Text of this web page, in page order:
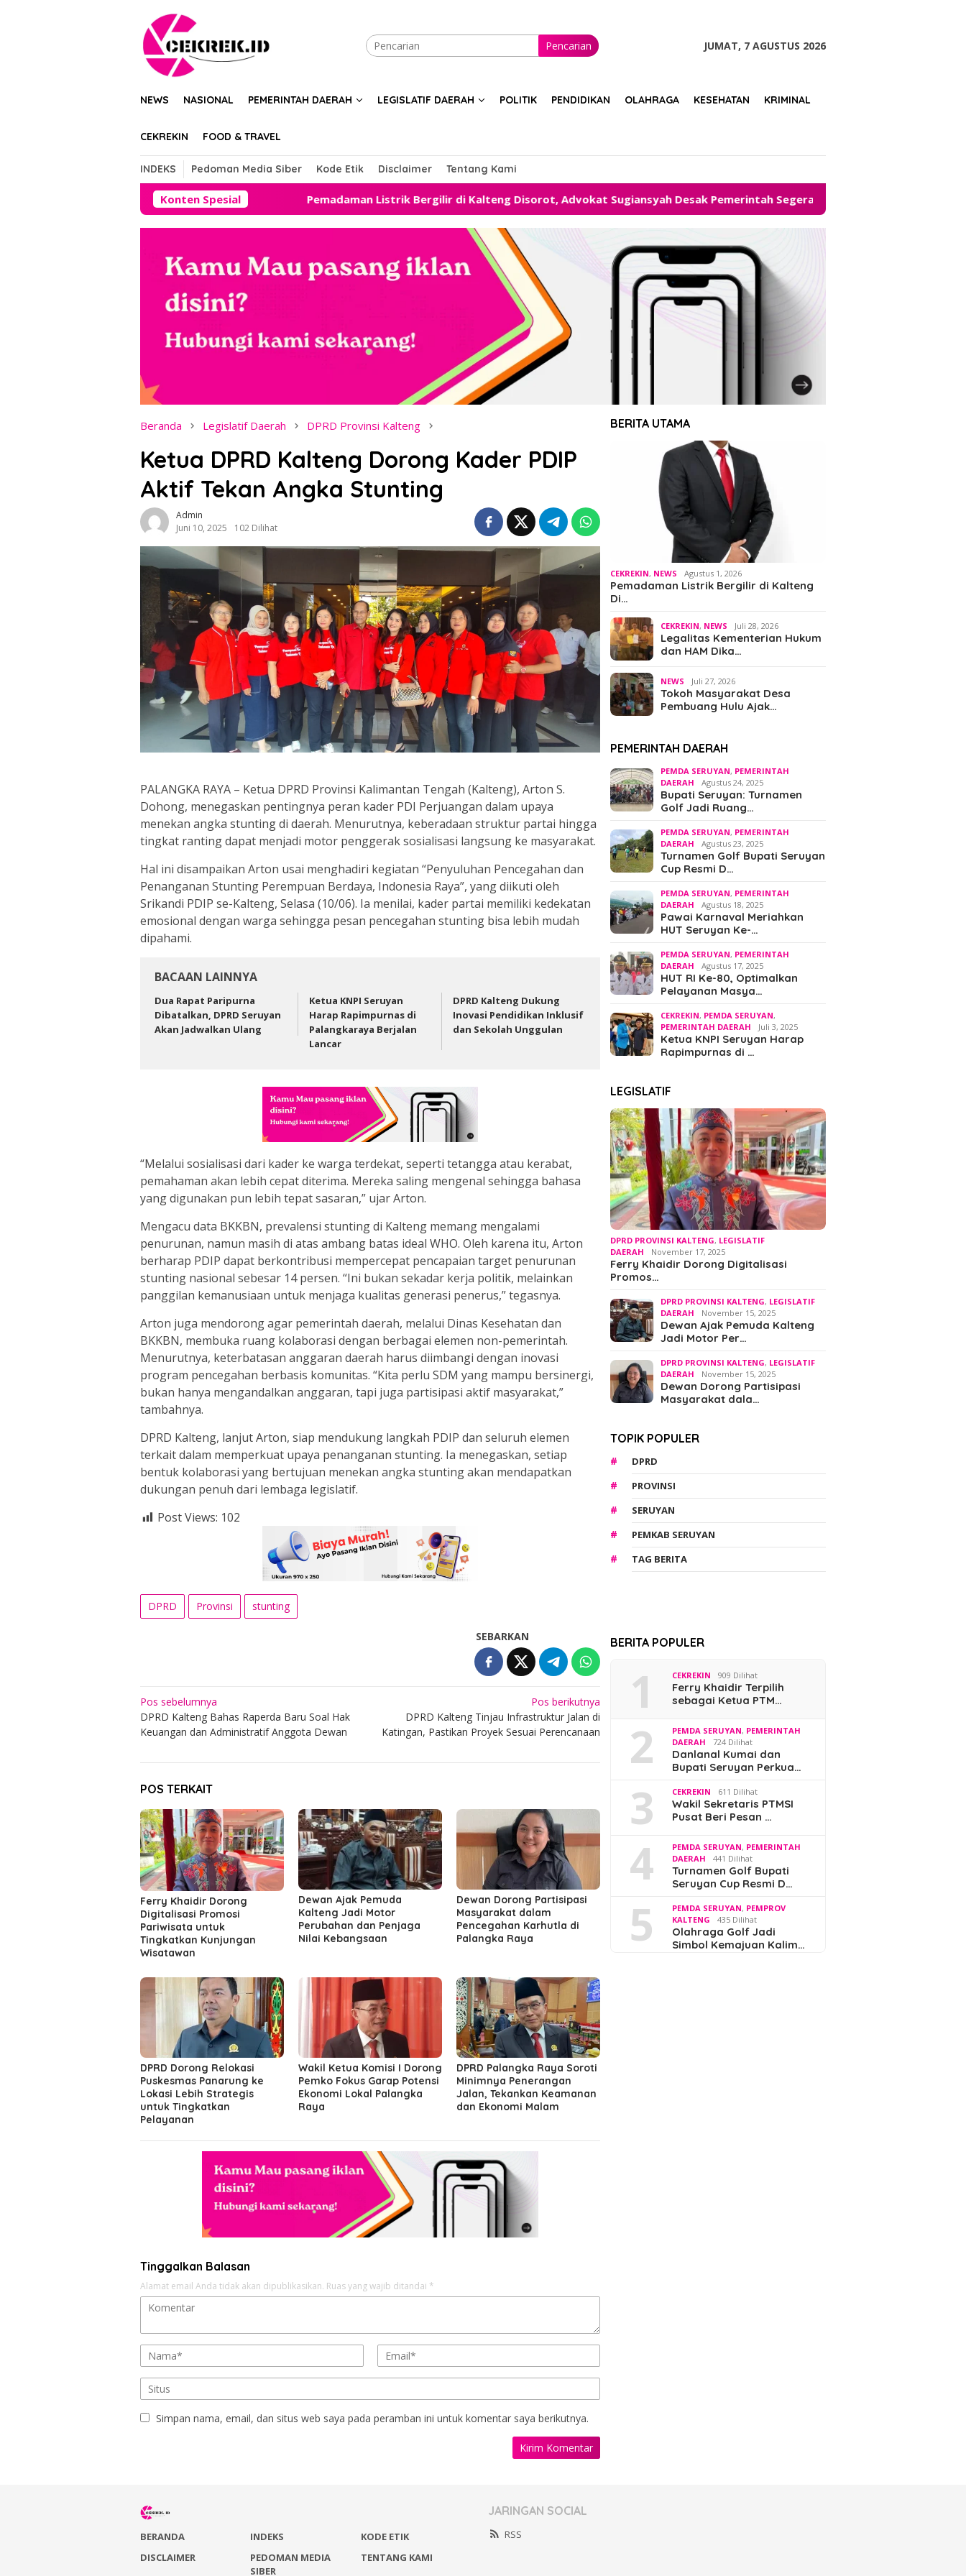
Pencarian JUMAT, 7 AGUSTUS 2026
NEWS NASIONAL PEMERINTAH DAERAH LEGISLATIF DAERAH POLITIK PENDIDIKAN OLAHRAGA KESEHATAN KRIMINAL
CEKREKIN FOOD & TRAVEL
INDEKS Pedoman Media Siber Kode Etik Disclaimer Tentang Kami
Konten Spesial
Pemadaman Listrik Bergilir di Kalteng Disorot, Advokat Sugiansyah Desak Pemerintah Segera Hadirkan Solusi
Beranda Legislatif Daerah DPRD Provinsi Kalteng
Ketua DPRD Kalteng Dorong Kader PDIP
Aktif Tekan Angka Stunting
Admin
Juni 10, 2025
102 Dilihat
PALANGKA RAYA – Ketua DPRD Provinsi Kalimantan Tengah (Kalteng), Arton S.
Dohong, menegaskan pentingnya peran kader PDI Perjuangan dalam upaya
menekan angka stunting di daerah. Menurutnya, keberadaan struktur partai hingga
tingkat ranting dapat menjadi motor penggerak sosialisasi langsung ke masyarakat.
Hal ini disampaikan Arton usai menghadiri kegiatan “Penyuluhan Pencegahan dan
Penanganan Stunting Perempuan Berdaya, Indonesia Raya”, yang diikuti oleh
Srikandi PDIP se-Kalteng, Selasa (10/06). Ia menilai, kader partai memiliki kedekatan
emosional dengan warga sehingga pesan pencegahan stunting bisa lebih mudah
dipahami.
BACAAN LAINNYA
Dua Rapat Paripurna
Dibatalkan, DPRD Seruyan
Akan Jadwalkan Ulang
Ketua KNPI Seruyan
Harap Rapimpurnas di
Palangkaraya Berjalan
Lancar
DPRD Kalteng Dukung
Inovasi Pendidikan Inklusif
dan Sekolah Unggulan
“Melalui sosialisasi dari kader ke warga terdekat, seperti tetangga atau kerabat,
pemahaman akan lebih cepat diterima. Mereka saling mengenal sehingga bahasa
yang digunakan pun lebih tepat sasaran,” ujar Arton.
Mengacu data BKKBN, prevalensi stunting di Kalteng memang mengalami
penurunan, namun masih di atas ambang batas ideal WHO. Oleh karena itu, Arton
berharap PDIP dapat berkontribusi mempercepat pencapaian target penurunan
stunting nasional sebesar 14 persen. “Ini bukan sekadar kerja politik, melainkan
panggilan kemanusiaan untuk menjaga kualitas generasi penerus,” tegasnya.
Arton juga mendorong agar pemerintah daerah, melalui Dinas Kesehatan dan
BKKBN, membuka ruang kolaborasi dengan berbagai elemen non-pemerintah.
Menurutnya, keterbatasan anggaran daerah harus diimbangi dengan inovasi
program pencegahan berbasis komunitas. “Kita perlu SDM yang mampu bersinergi,
bukan hanya mengandalkan anggaran, tapi juga partisipasi aktif masyarakat,”
tambahnya.
DPRD Kalteng, lanjut Arton, siap mendukung langkah PDIP dan seluruh elemen
terkait dalam memperkuat upaya penanganan stunting. Ia menegaskan, setiap
bentuk kolaborasi yang bertujuan menekan angka stunting akan mendapatkan
dukungan penuh dari lembaga legislatif.
Post Views: 102
DPRD Provinsi stunting
SEBARKAN
Navigasi
pos
Pos sebelumnya
DPRD Kalteng Bahas Raperda Baru Soal Hak
Keuangan dan Administratif Anggota Dewan
Pos berikutnya
DPRD Kalteng Tinjau Infrastruktur Jalan di
Katingan, Pastikan Proyek Sesuai Perencanaan
POS TERKAIT
Ferry Khaidir Dorong
Digitalisasi Promosi
Pariwisata untuk
Tingkatkan Kunjungan
Wisatawan
Dewan Ajak Pemuda
Kalteng Jadi Motor
Perubahan dan Penjaga
Nilai Kebangsaan
Dewan Dorong Partisipasi
Masyarakat dalam
Pencegahan Karhutla di
Palangka Raya
DPRD Dorong Relokasi
Puskesmas Panarung ke
Lokasi Lebih Strategis
untuk Tingkatkan
Pelayanan
Wakil Ketua Komisi I Dorong
Pemko Fokus Garap Potensi
Ekonomi Lokal Palangka
Raya
DPRD Palangka Raya Soroti
Minimnya Penerangan
Jalan, Tekankan Keamanan
dan Ekonomi Malam
Tinggalkan Balasan
Alamat email Anda tidak akan dipublikasikan. Ruas yang wajib ditandai *
Simpan nama, email, dan situs web saya pada peramban ini untuk komentar saya berikutnya.
BERITA UTAMA
CEKREKIN, NEWS Agustus 1, 2026
Pemadaman Listrik Bergilir di Kalteng
Di…
CEKREKIN, NEWS Juli 28, 2026
Legalitas Kementerian Hukum
dan HAM Dika…
NEWS Juli 27, 2026
Tokoh Masyarakat Desa
Pembuang Hulu Ajak…
PEMERINTAH DAERAH
PEMDA SERUYAN, PEMERINTAH
DAERAH
Agustus 24, 2025
Bupati Seruyan: Turnamen
Golf Jadi Ruang…
PEMDA SERUYAN, PEMERINTAH
DAERAH
Agustus 23, 2025
Turnamen Golf Bupati Seruyan
Cup Resmi D…
PEMDA SERUYAN, PEMERINTAH
DAERAH
Agustus 18, 2025
Pawai Karnaval Meriahkan
HUT Seruyan Ke-…
PEMDA SERUYAN, PEMERINTAH
DAERAH
Agustus 17, 2025
HUT RI Ke-80, Optimalkan
Pelayanan Masya…
CEKREKIN, PEMDA SERUYAN,
PEMERINTAH DAERAH
Juli 3, 2025
Ketua KNPI Seruyan Harap
Rapimpurnas di …
LEGISLATIF
DPRD PROVINSI KALTENG, LEGISLATIF
DAERAH
November 17, 2025
Ferry Khaidir Dorong Digitalisasi
Promos…
DPRD PROVINSI KALTENG, LEGISLATIF
DAERAH
November 15, 2025
Dewan Ajak Pemuda Kalteng
Jadi Motor Per…
DPRD PROVINSI KALTENG, LEGISLATIF
DAERAH
November 15, 2025
Dewan Dorong Partisipasi
Masyarakat dala…
TOPIK POPULER
DPRD
PROVINSI
SERUYAN
PEMKAB SERUYAN
TAG BERITA
BERITA POPULER
1 CEKREKIN 909 Dilihat
Ferry Khaidir Terpilih
sebagai Ketua PTM…
2 PEMDA SERUYAN, PEMERINTAH
DAERAH
724 Dilihat
Danlanal Kumai dan
Bupati Seruyan Perkua…
3 CEKREKIN 611 Dilihat
Wakil Sekretaris PTMSI
Pusat Beri Pesan …
4 PEMDA SERUYAN, PEMERINTAH
DAERAH
441 Dilihat
Turnamen Golf Bupati
Seruyan Cup Resmi D…
5 PEMDA SERUYAN, PEMPROV
KALTENG
435 Dilihat
Olahraga Golf Jadi
Simbol Kemajuan Kalim…
BERANDA INDEKS
KODE ETIK
DISCLAIMER
PEDOMAN MEDIA
SIBER
TENTANG KAMI
JARINGAN SOCIAL
RSS